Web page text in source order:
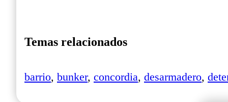
Temas relacionados
barrio, bunker, concordia, desarmadero,